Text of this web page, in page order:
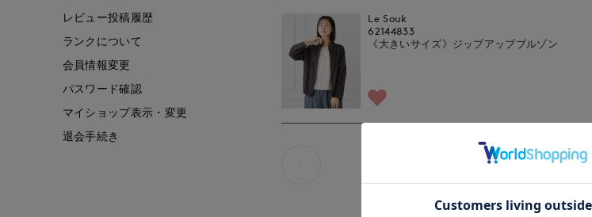
Le Souk
62144833
《大きいサイズ》ジップアップブルゾン
レビュー投稿履歴
ランクについて
会員情報変更
パスワード確認
マイショップ表示・変更
退会手続き